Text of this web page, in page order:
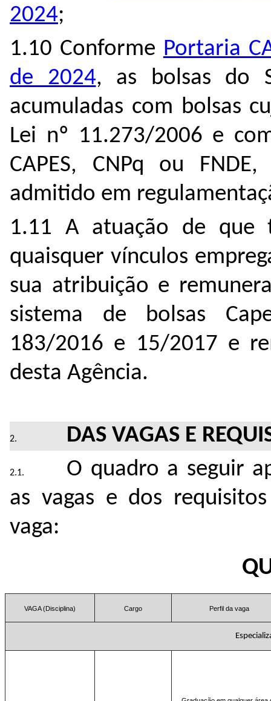
2024;
1.10 Conforme Portaria
de 2024, as bolsas do
acumuladas com bolsas
Lei nº 11.273/2006 e
CAPES, CNPq ou
admitido em
1.11 A atuação de que
quaisquer vínculos
sua atribuição e
sistema de bolsas
183/2016 e 15/2017 e
desta Agência.
DAS VAGAS E
O quadro a seguir
as vagas e dos
vaga:
VAGA (Disciplina) Cargo Perfil da vaga